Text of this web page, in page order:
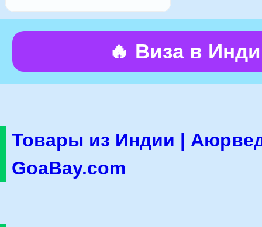
🔥 Виза в
Товары из Индии |
GoaBay.com